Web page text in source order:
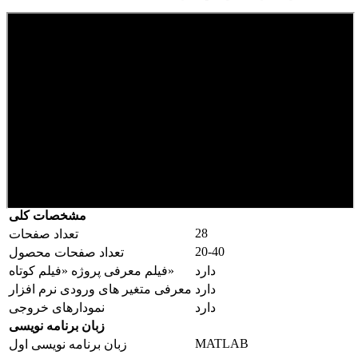
مشخصات کلی
تعداد صفحات
28
تعداد صفحات محصول
20-40
فیلم معرفی پروژه «فیلم کوتاه»
دارد
معرفی متغیر های ورودی نرم افزار دارد
نمودارهای خروجی
دارد
زبان برنامه نویسی
زبان برنامه نویسی اول
MATLAB